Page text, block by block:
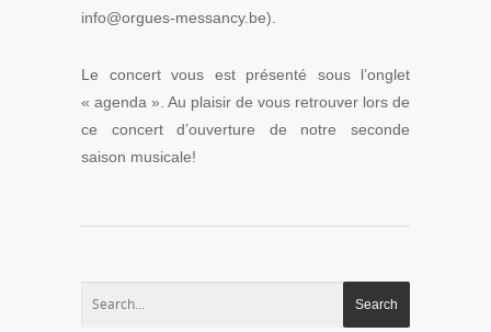
info@orgues-messancy.be).
Le concert vous est présenté sous l’onglet
« agenda ». Au plaisir de vous retrouver lors de
ce concert d’ouverture de notre seconde
saison musicale!